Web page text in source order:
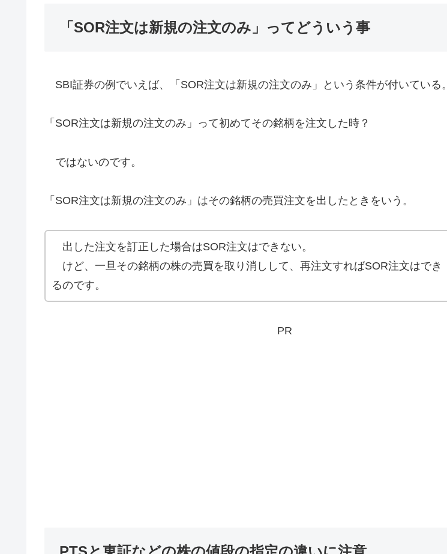
「SOR注文は新規の注文のみ」ってどういう事
SBI証券の例でいえば、「SOR注文は新規の注文のみ」という条件が付いている。
「SOR注文は新規の注文のみ」って初めてその銘柄を注文した時？
ではないのです。
「SOR注文は新規の注文のみ」はその銘柄の売買注文を出したときをいう。
出した注文を訂正した場合はSOR注文はできない。
けど、一旦その銘柄の株の売買を取り消しして、再注文すればSOR注文はでき
るのです。
PR